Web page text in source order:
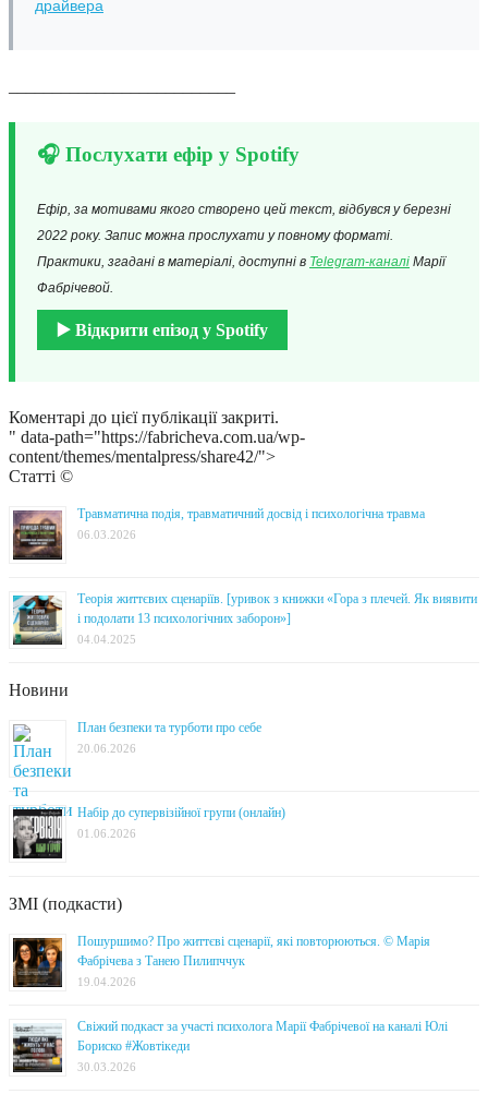
драйвера
🎧 Послухати ефір у Spotify
Ефір, за мотивами якого створено цей текст, відбувся у березні
2022 року. Запис можна прослухати у повному форматі.
Практики, згадані в матеріалі, доступні в Telegram-каналі Марії
Фабрічевой.
▶️ Відкрити епізод у Spotify
Коментарі до цієї публікації закриті.
" data-path="https://fabricheva.com.ua/wp-
content/themes/mentalpress/share42/">
Статті ©
Травматична подія, травматичний досвід і психологічна травма
06.03.2026
Теорія життєвих сценаріїв. [уривок з книжки «Гора з плечей. Як виявити
і подолати 13 психологічних заборон»]
04.04.2025
Новини
План безпеки та турботи про себе
20.06.2026
Набір до супервізійної групи (онлайн)
01.06.2026
ЗМІ (подкасти)
Пошуршимо? Про життєві сценарії, які повторюються. © Марія
Фабрічева з Танею Пилипччук
19.04.2026
Свіжий подкаст за участі психолога Марії Фабрічевої на каналі Юлі
Бориско #Жовтікеди
30.03.2026